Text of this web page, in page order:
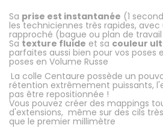
Sa prise est instantanée (1
les techniciennes très rapides, avec
rapproché (bague ou plan de
Sa texture fluide et sa couleur
parfaites aussi bien pour vos poses
poses en Volume Russe
La colle Centaure possède un
rétention extrêmement puissants,
pas être repositionnée !
Vous pouvez créer des mappings
d'extensions, même sur des cils
que le premier millimètre